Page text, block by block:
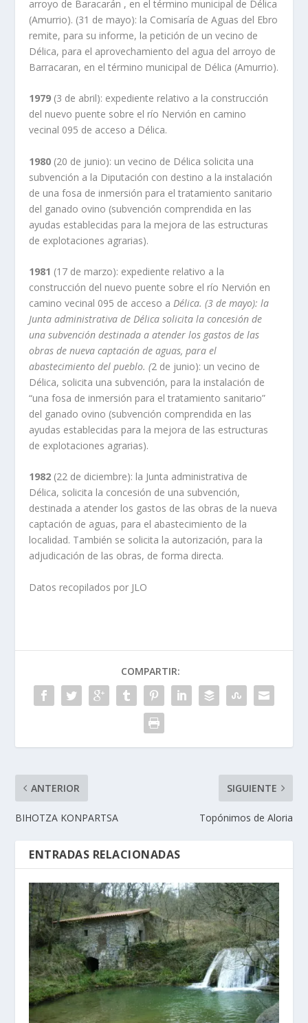
arroyo de Baracarán , en el término municipal de Délica
(Amurrio). (31 de mayo): la Comisaría de Aguas del Ebro
remite, para su informe, la petición de un vecino de
Délica, para el aprovechamiento del agua del arroyo de
Barracaran, en el término municipal de Délica (Amurrio).
1979 (3 de abril): expediente relativo a la construcción
del nuevo puente sobre el río Nervión en camino
vecinal 095 de acceso a Délica.
1980 (20 de junio): un vecino de Délica solicita una
subvención a la Diputación con destino a la instalación
de una fosa de inmersión para el tratamiento sanitario
del ganado ovino (subvención comprendida en las
ayudas establecidas para la mejora de las estructuras
de explotaciones agrarias).
1981 (17 de marzo): expediente relativo a la
construcción del nuevo puente sobre el río Nervión en
camino vecinal 095 de acceso aDélica. (3 de mayo): la
Junta administrativa de Délica solicita la concesión de
una subvención destinada a atender los gastos de las
obras de nueva captación de aguas, para el
abastecimiento del pueblo. (2 de junio): un vecino de
Délica, solicita una subvención, para la instalación de
“una fosa de inmersión para el tratamiento sanitario”
del ganado ovino (subvención comprendida en las
ayudas establecidas para la mejora de las estructuras
de explotaciones agrarias).
1982 (22 de diciembre): la Junta administrativa de
Délica, solicita la concesión de una subvención,
destinada a atender los gastos de las obras de la nueva
captación de aguas, para el abastecimiento de la
localidad. También se solicita la autorización, para la
adjudicación de las obras, de forma directa.
Datos recopilados por JLO
COMPARTIR:
ANTERIOR
BIHOTZA KONPARTSA
SIGUIENTE
Topónimos de Aloria
ENTRADAS RELACIONADAS